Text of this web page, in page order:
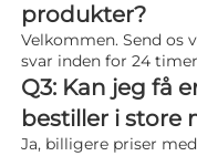
produkter?
Velkommen. Send os
svar inden for 24
Q3: Kan jeg få
bestiller i
Ja, billigere priser